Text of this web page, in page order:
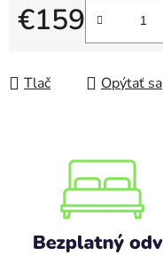
€159
Jednotková cena:
Tlač Opýtať sa